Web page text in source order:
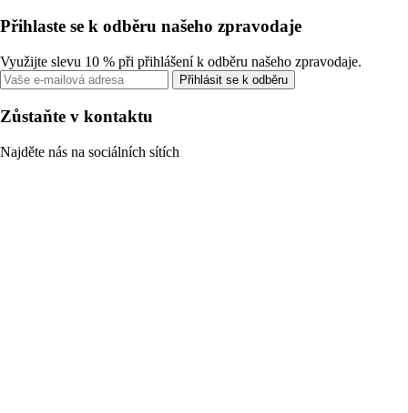
Přihlaste se k odběru našeho zpravodaje
Využijte slevu 10 % při přihlášení k odběru našeho zpravodaje.
Přihlásit se k odběru
Zůstaňte v kontaktu
Najděte nás na sociálních sítích